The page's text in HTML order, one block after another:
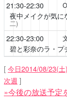
21:30-22:30
夜中メイクが気に
二)
22:30-23:00
碧と彩奈のラ・プ
[ 今日2014/08/23(土)
次週 ]
»今後の放送予定